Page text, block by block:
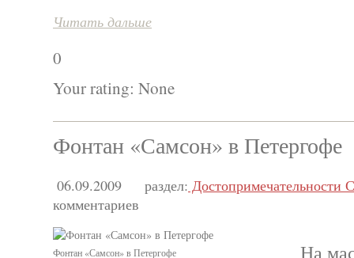
Читать дальше
0
Your rating: None
Фонтан «Самсон» в Петергофе
06.09.2009 раздел: Достопримечательности
комментариев
Фонтан «Самсон» в Петергофе
На